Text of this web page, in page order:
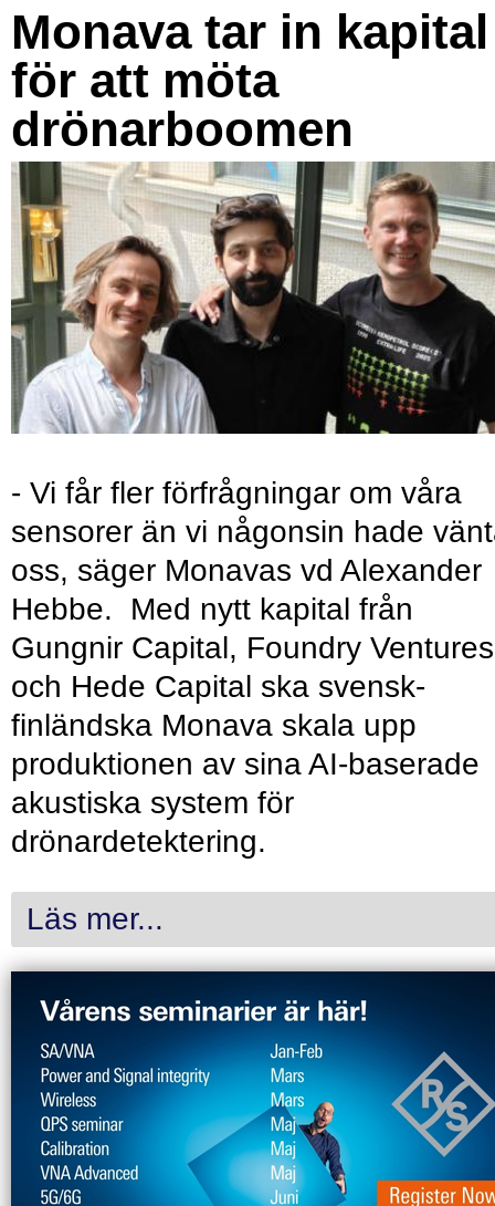
Monava tar in kapital
för att möta
drönarboomen
- Vi får fler förfrågningar om våra
sensorer än vi någonsin hade
oss, säger Monavas vd Alexander
Hebbe. Med nytt kapital från
Gungnir Capital, Foundry Ventures
och Hede Capital ska svensk-
finländska Monava skala upp
produktionen av sina AI-baserade
akustiska system för
drönardetektering.
Läs mer...